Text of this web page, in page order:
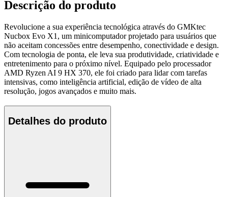
Descrição do produto
Revolucione a sua experiência tecnológica através do GMKtec
Nucbox Evo X1, um minicomputador projetado para usuários que
não aceitam concessões entre desempenho, conectividade e design.
Com tecnologia de ponta, ele leva sua produtividade, criatividade e
entretenimento para o próximo nível. Equipado pelo processador
AMD Ryzen AI 9 HX 370, ele foi criado para lidar com tarefas
intensivas, como inteligência artificial, edição de vídeo de alta
resolução, jogos avançados e muito mais.
Detalhes do produto